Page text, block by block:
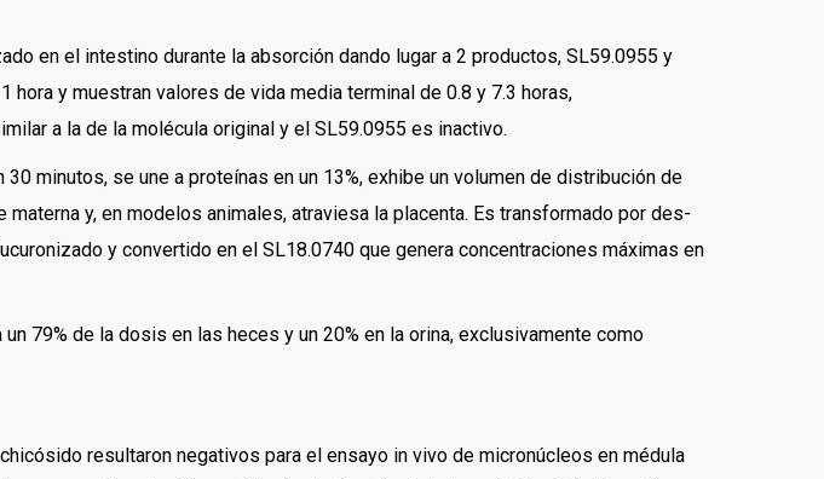
en el intestino durante la absorción dando lugar a 2 productos, SL59.0955 y
y muestran valores de vida media terminal de 0.8 y 7.3 horas,
a la de la molécula original y el SL59.0955 es inactivo.
minutos, se une a proteínas en un 13%, exhibe un volumen de distribución de
y, en modelos animales, atraviesa la placenta. Es transformado por des-
y convertido en el SL18.0740 que genera concentraciones máximas en
79% de la dosis en las heces y un 20% en la orina, exclusivamente como
resultaron negativos para el ensayo in vivo de micronúcleos en médula